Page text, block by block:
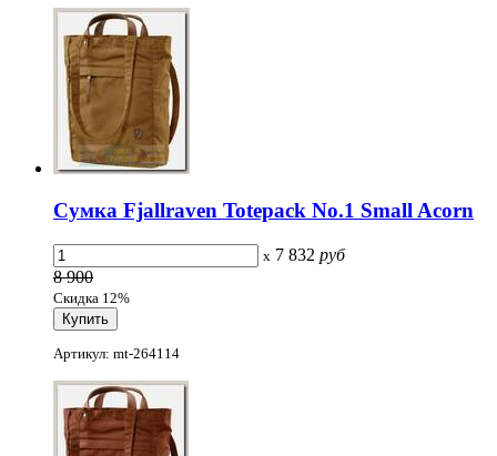
Сумка Fjallraven Totepack No.1 Small Acorn
x 7 832 руб
8 900
Скидка 12%
Артикул: mt-264114